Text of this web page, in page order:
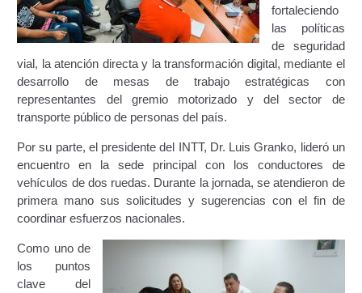
Certificación Provisional de Prestación del Servicio de
Transporte Público de Personas Modalidad Periférico
(RUTAS SUBURBANA O INTERURBANAS) – Servicio
Frecuente
Consultas Privadas
Educación Vial
Escuelas del Transporte e Instructores de Manejo
Estacionamientos registrados ante el INTT
Estructura Organizativa del INTT
fortaleciendo
las políticas
de seguridad
vial, la atención directa y la transformación digital, mediante el
desarrollo de mesas de trabajo estratégicas con
representantes del gremio motorizado y del sector de
transporte público de personas del país.
Por su parte, el presidente del INTT, Dr. Luis Granko, lideró un
encuentro en la sede principal con los conductores de
vehículos de dos ruedas. Durante la jornada, se atendieron de
primera mano sus solicitudes y sugerencias con el fin de
coordinar esfuerzos nacionales.
Como uno de
los puntos
clave del